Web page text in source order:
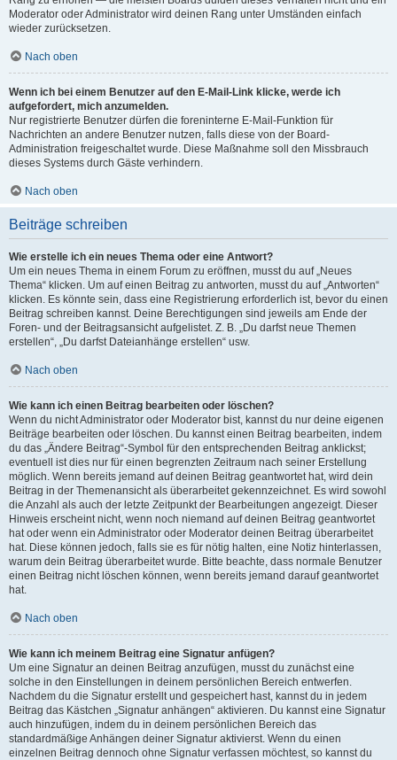
Moderator oder Administrator wird deinen Rang unter Umständen einfach
wieder zurücksetzen.
Nach oben
Wenn ich bei einem Benutzer auf den E-Mail-Link klicke, werde ich
aufgefordert, mich anzumelden.
Nur registrierte Benutzer dürfen die foreninterne E-Mail-Funktion für
Nachrichten an andere Benutzer nutzen, falls diese von der Board-
Administration freigeschaltet wurde. Diese Maßnahme soll den Missbrauch
dieses Systems durch Gäste verhindern.
Nach oben
Beiträge schreiben
Wie erstelle ich ein neues Thema oder eine Antwort?
Um ein neues Thema in einem Forum zu eröffnen, musst du auf „Neues
Thema“ klicken. Um auf einen Beitrag zu antworten, musst du auf „Antworten“
klicken. Es könnte sein, dass eine Registrierung erforderlich ist, bevor du einen
Beitrag schreiben kannst. Deine Berechtigungen sind jeweils am Ende der
Foren- und der Beitragsansicht aufgelistet. Z. B. „Du darfst neue Themen
erstellen“, „Du darfst Dateianhänge erstellen“ usw.
Nach oben
Wie kann ich einen Beitrag bearbeiten oder löschen?
Wenn du nicht Administrator oder Moderator bist, kannst du nur deine eigenen
Beiträge bearbeiten oder löschen. Du kannst einen Beitrag bearbeiten, indem
du das „Ändere Beitrag“-Symbol für den entsprechenden Beitrag anklickst;
eventuell ist dies nur für einen begrenzten Zeitraum nach seiner Erstellung
möglich. Wenn bereits jemand auf deinen Beitrag geantwortet hat, wird dein
Beitrag in der Themenansicht als überarbeitet gekennzeichnet. Es wird sowohl
die Anzahl als auch der letzte Zeitpunkt der Bearbeitungen angezeigt. Dieser
Hinweis erscheint nicht, wenn noch niemand auf deinen Beitrag geantwortet
hat oder wenn ein Administrator oder Moderator deinen Beitrag überarbeitet
hat. Diese können jedoch, falls sie es für nötig halten, eine Notiz hinterlassen,
warum dein Beitrag überarbeitet wurde. Bitte beachte, dass normale Benutzer
einen Beitrag nicht löschen können, wenn bereits jemand darauf geantwortet
hat.
Nach oben
Wie kann ich meinem Beitrag eine Signatur anfügen?
Um eine Signatur an deinen Beitrag anzufügen, musst du zunächst eine
solche in den Einstellungen in deinem persönlichen Bereich entwerfen.
Nachdem du die Signatur erstellt und gespeichert hast, kannst du in jedem
Beitrag das Kästchen „Signatur anhängen“ aktivieren. Du kannst eine Signatur
auch hinzufügen, indem du in deinem persönlichen Bereich das
standardmäßige Anhängen deiner Signatur aktivierst. Wenn du einen
einzelnen Beitrag dennoch ohne Signatur verfassen möchtest, so kannst du